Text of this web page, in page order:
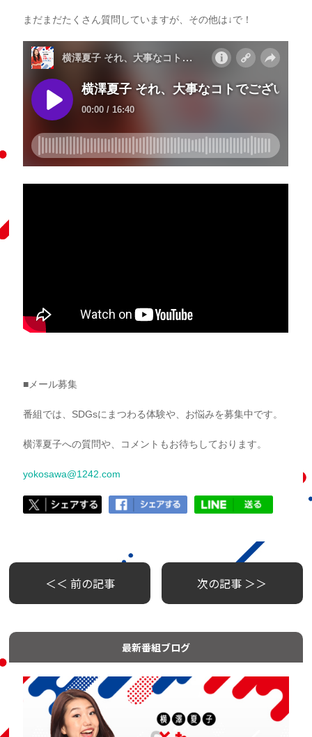
まだまだたくさん質問していますが、その他は↓で！
■メール募集
番組では、SDGsにまつわる体験や、お悩みを募集中です。
横澤夏子への質問や、コメントもお待ちしております。
yokosawa@1242.com
＜＜ 前の記事 次の記事 ＞＞
最新番組ブログ